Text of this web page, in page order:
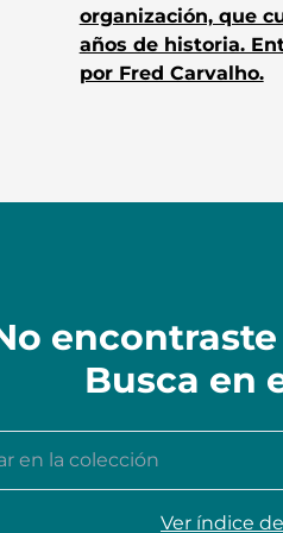
organización, que
años de historia.
por Fred Carvalho.
Busca en
la colección
Ver índice